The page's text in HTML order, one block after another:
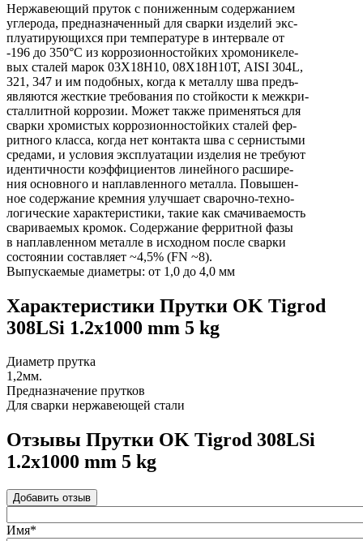
Нержавеющий пруток с пониженным содержанием
углерода, предназначенный для сварки изделий экс-
плуатирующихся при температуре в интервале от
-196 до 350°С из коррозионностойких хромоникеле-
вых сталей марок 03Х18Н10, 08Х18Н10Т, AISI 304L,
321, 347 и им подобных, когда к металлу шва предъ-
являются жесткие требования по стойкости к межкри-
сталлитной коррозии. Может также применяться для
сварки хромистых коррозионностойких сталей фер-
ритного класса, когда нет контакта шва с сернистыми
средами, и условия эксплуатации изделия не требуют
идентичности коэффициентов линейного расшире-
ния основного и наплавленного металла. Повышен-
ное содержание кремния улучшает сварочно-техно-
логические характеристики, такие как смачиваемость
свариваемых кромок. Содержание ферритной фазы
в наплавленном металле в исходном после сварки
состоянии составляет ~4,5% (FN ~8).
Выпускаемые диаметры: от 1,0 до 4,0 мм
Характеристики Прутки OK Tigrod
308LSi 1.2x1000 mm 5 kg
Диаметр прутка
1,2мм.
Предназначение прутков
Для сварки нержавеющей стали
Отзывы Прутки OK Tigrod 308LSi
1.2x1000 mm 5 kg
Добавить отзыв
Имя*